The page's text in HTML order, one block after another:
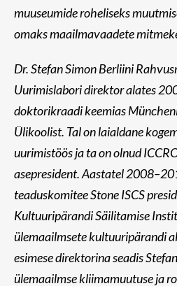
muuseumide roheliseks
omaks maailmavaadete
Dr. Stefan Simon Berliini
Uurimislabori direktor alates
doktorikraadi keemias
Ülikoolist. Tal on laialdane
uurimistöös ja ta on olnud
asepresident. Aastatel
teaduskomitee Stone ISCS
Kultuuripärandi Säilitamise
ülemaailmsete kultuuripärandi
esimese direktorina seadis
ülemaailmse kliimamuutuse ja